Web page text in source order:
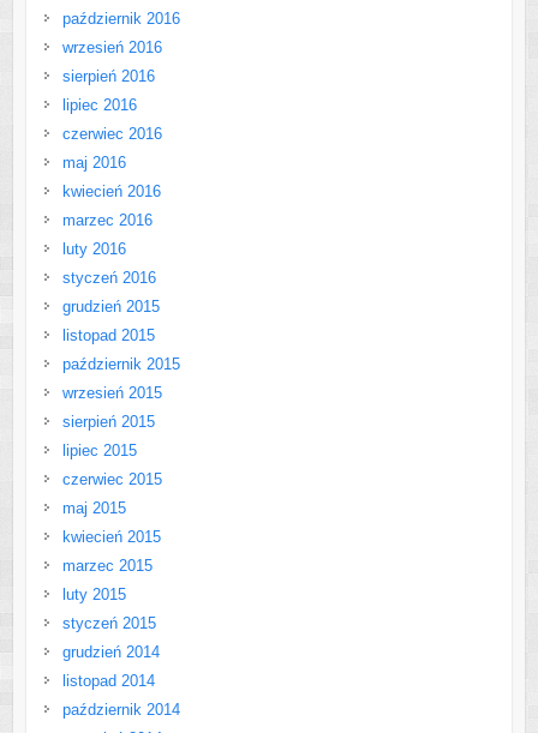
październik 2016
wrzesień 2016
sierpień 2016
lipiec 2016
czerwiec 2016
maj 2016
kwiecień 2016
marzec 2016
luty 2016
styczeń 2016
grudzień 2015
listopad 2015
październik 2015
wrzesień 2015
sierpień 2015
lipiec 2015
czerwiec 2015
maj 2015
kwiecień 2015
marzec 2015
luty 2015
styczeń 2015
grudzień 2014
listopad 2014
październik 2014